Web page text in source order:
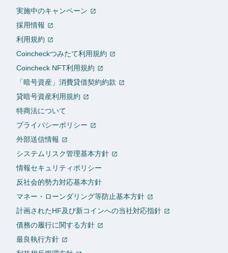
実施中のキャンペーン
採用情報
利用規約
Coincheckつみたて利用規約
Coincheck NFT利用規約
「暗号資産」消費貸借契約約款
貸暗号資産利用規約
特商法について
プライバシーポリシー
外部送信情報
システムリスク管理基本方針
情報セキュリティポリシー
反社会的勢力対応基本方針
マネー・ローンダリング等防止基本方針
計画されたHF及び新コインへの当社対応指針
債務の履行に関する方針
最良執行方針